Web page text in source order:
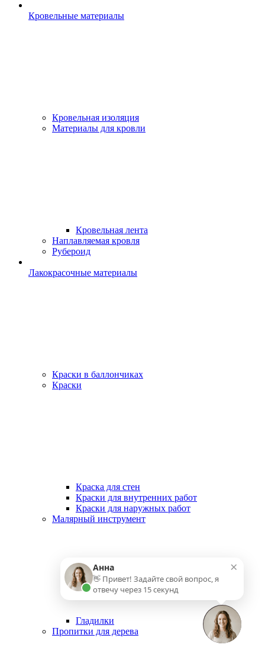
Кровельные материалы
Кровельная изоляция
Материалы для кровли
Кровельная лента
Наплавляемая кровля
Рубероид
Лакокрасочные материалы
Краски в баллончиках
Краски
Краска для стен
Краски для внутренних работ
Краски для наружных работ
Малярный инструмент
Гладилки
Пропитки для дерева
×
Анна
👋 Привет! Задайте свой вопрос, я
отвечу через 15 секунд